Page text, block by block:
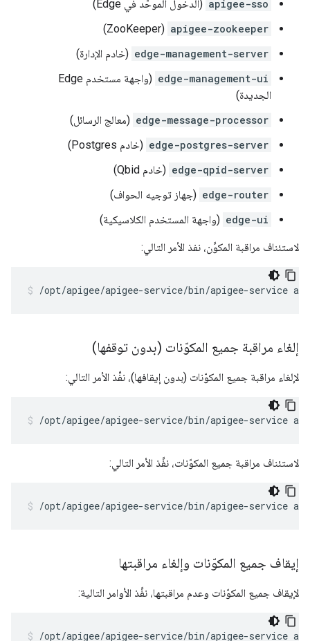
apigee-sso (الدخول الموحّد في Edge)
apigee-zookeeper
(ZooKeeper)
edge-management-server (خادم الإدارة)
edge-management-ui
(واجهة مستخدم Edge
الجديدة)
edge-message-processor (معالج الرسائل)
edge-postgres-server (خادم Postgres)
edge-qpid-server (خادم Qbid)
edge-router (جهاز توجيه الحواف)
edge-ui (واجهة المستخدم الكلاسيكية)
لاستئناف مراقبة المكوِّن، نفذ الأمر التالي:
/opt/apigee/apigee-service/bin/apigee-service
إلغاء مراقبة جميع المكوّنات (بدون توقفها)
لإلغاء مراقبة جميع المكوّنات (بدون إيقافها)، نفِّذ الأمر التالي:
/opt/apigee/apigee-service/bin/apigee-service
لاستئناف مراقبة جميع المكوّنات، نفِّذ الأمر التالي:
/opt/apigee/apigee-service/bin/apigee-service
إيقاف جميع المكوّنات وإلغاء مراقبتها
لإيقاف جميع المكوّنات وعدم مراقبتها، نفِّذ الأوامر التالية: